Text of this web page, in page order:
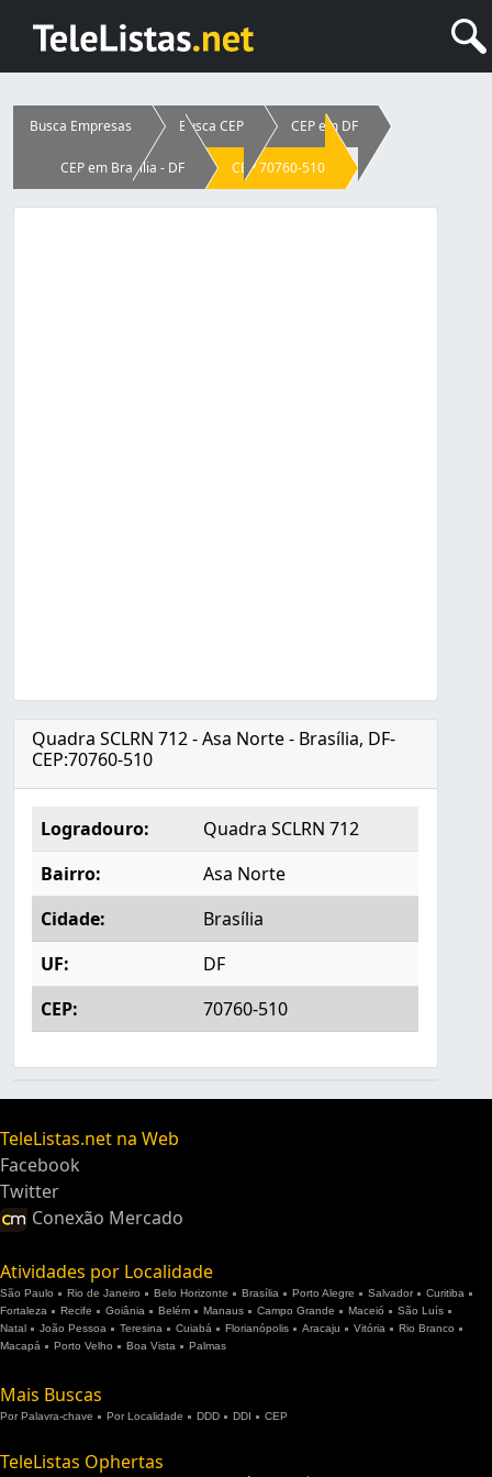
Busca Empresas Busca CEP CEP em DF
CEP em Brasília - DF CEP 70760-510
Quadra SCLRN 712 - Asa Norte - Brasília, DF-
CEP:70760-510
Logradouro:
Quadra SCLRN 712
Bairro:
Asa Norte
Cidade:
Brasília
UF:
DF
CEP:
70760-510
TeleListas.net na Web
Facebook
Twitter
Conexão Mercado
Atividades por Localidade
São Paulo Rio de Janeiro Belo Horizonte Brasília Porto Alegre Salvador
Curitiba
Fortaleza
Recife Goiânia Belém Manaus Campo Grande Maceió
São Luís
Natal
João Pessoa Teresina Cuiabá Florianópolis Aracaju Vitória
Rio Branco
Macapá
Porto Velho Boa Vista Palmas
Mais Buscas
Por Palavra-chave Por Localidade DDD DDI CEP
TeleListas Ophertas